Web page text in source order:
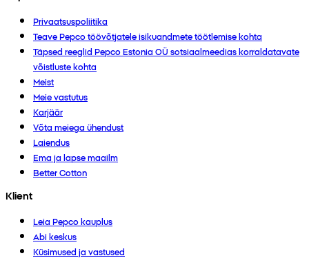
Privaatsuspoliitika
Teave Pepco töövõtjatele isikuandmete töötlemise kohta
Täpsed reeglid Pepco Estonia OÜ sotsiaalmeedias korraldatavate
võistluste kohta
Meist
Meie vastutus
Karjäär
Võta meiega ühendust
Laiendus
Ema ja lapse maailm
Better Cotton
Klient
Leia Pepco kauplus
Abi keskus
Küsimused ja vastused